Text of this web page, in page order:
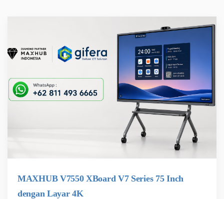
MAXHUB V7550 XBoard V7 Series 75 Inch
dengan Layar 4K